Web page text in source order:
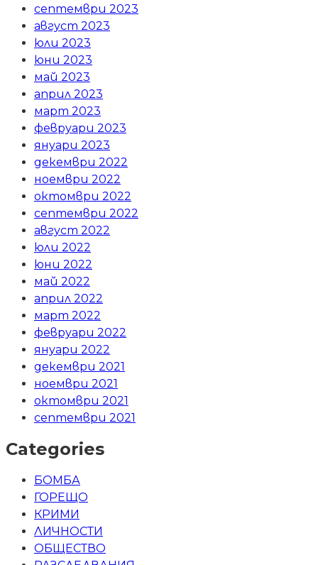
септември 2023
август 2023
юли 2023
юни 2023
май 2023
април 2023
март 2023
февруари 2023
януари 2023
декември 2022
ноември 2022
октомври 2022
септември 2022
август 2022
юли 2022
юни 2022
май 2022
април 2022
март 2022
февруари 2022
януари 2022
декември 2021
ноември 2021
октомври 2021
септември 2021
Categories
БОМБА
ГОРЕЩО
КРИМИ
ЛИЧНОСТИ
ОБЩЕСТВО